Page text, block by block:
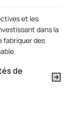
et les
dans la
fabriquer des
de